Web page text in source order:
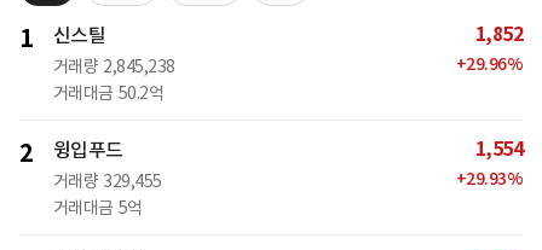
1 신스틸
거래량 2,845,238
거래대금 50.2억
1,852
+29.96%
2 윙입푸드
거래량 329,455
거래대금 5억
1,554
+29.93%